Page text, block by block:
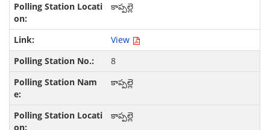
కాప్పల్లె
View
8
కాప్పల్లె
కాప్పల్లె